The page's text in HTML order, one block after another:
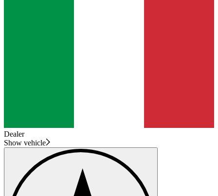
Dealer
Show vehicle